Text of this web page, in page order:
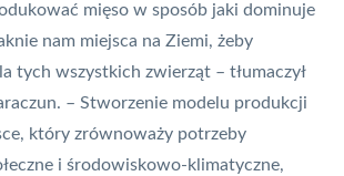
mięso w sposób jaki dominuje
nam miejsca na Ziemi, żeby
tych wszystkich zwierząt – tłumaczył
– Stworzenie modelu produkcji
który zrównoważy potrzeby
i środowiskowo-klimatyczne,